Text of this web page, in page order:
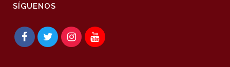
SÍGUENOS